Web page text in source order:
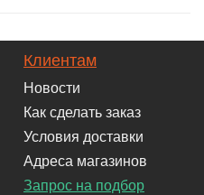
Клиентам
Новости
Как сделать заказ
Условия доставки
Адреса магазинов
Запрос на подбор